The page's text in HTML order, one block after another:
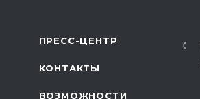
ПРЕСС-ЦЕНТР
КОНТАКТЫ
ВОЗМОЖНОСТИ